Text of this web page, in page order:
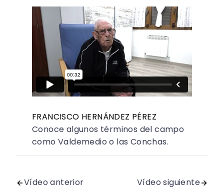
FRANCISCO HERNÁNDEZ PÉREZ
Conoce algunos términos del campo
como Valdemedio o las Conchas.
Vídeo anterior Vídeo siguiente